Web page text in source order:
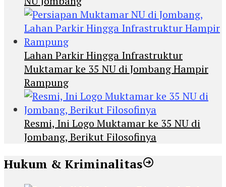
Lahan Parkir Hingga Infrastruktur
Muktamar ke 35 NU di Jombang Hampir
Rampung
Resmi, Ini Logo Muktamar ke 35 NU di
Jombang, Berikut Filosofinya
Hukum & Kriminalitas